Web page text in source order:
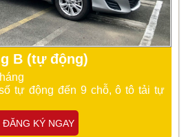
B (tự động)
tự động đến 9 chỗ, ô tô tải tự
ĐĂNG KÝ NGAY